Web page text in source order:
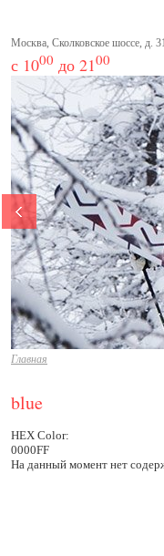
Москва, Сколковское шоссе, д.
с 1000 до 2100
Главная
blue
HEX Color:
0000FF
На данный момент нет